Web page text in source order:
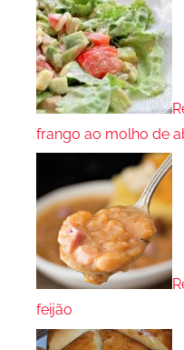
frango ao molho de
feijão